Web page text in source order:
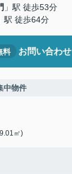
」駅 徒歩53分
駅 徒歩64分
料 お問い合わせ
中物件
㎡)